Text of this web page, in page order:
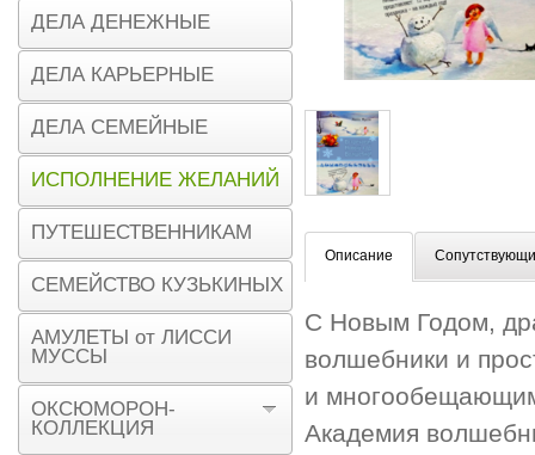
Описание
С Новым Годом,
волшебники и
и
Академия
ДЕЛА ДЕНЕЖНЫЕ
ДЕЛА КАРЬЕРНЫЕ
ДЕЛА СЕМЕЙНЫЕ
ИСПОЛНЕНИЕ ЖЕЛАНИЙ
ПУТЕШЕСТВЕННИКАМ
СЕМЕЙСТВО КУЗЬКИНЫХ
АМУЛЕТЫ от ЛИССИ
МУССЫ
ОКСЮМОРОН-
КОЛЛЕКЦИЯ